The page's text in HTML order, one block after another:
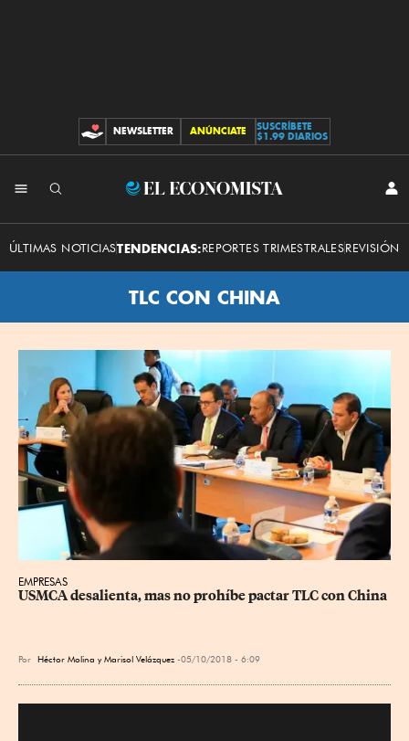
CONTRIBUCIONES
NEWSLETTER ANÚNCIATE
SUSCRÍBETE
$1.99 DIARIOS
El
Economista
ÚLTIMAS NOTICIASTENDENCIAS:REPORTES TRIMESTRALESREVISIÓN
TLC CON CHINA
EMPRESAS
USMCA desalienta, mas no prohíbe pactar TLC con China
Por Héctor Molina y Marisol Velázquez 05/10/2018 - 6:09